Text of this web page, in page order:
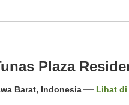
Plaza
Barat, Indonesia Lihat di